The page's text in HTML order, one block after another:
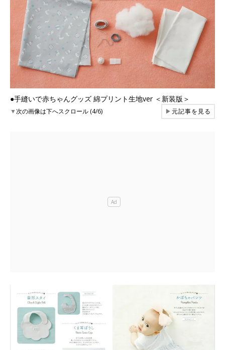
●手縫いで赤ちゃんグッズ 綿プリント生地ver ＜新装版＞
▼次の画像は下へスクロール (4/6) ▶元記事を見る